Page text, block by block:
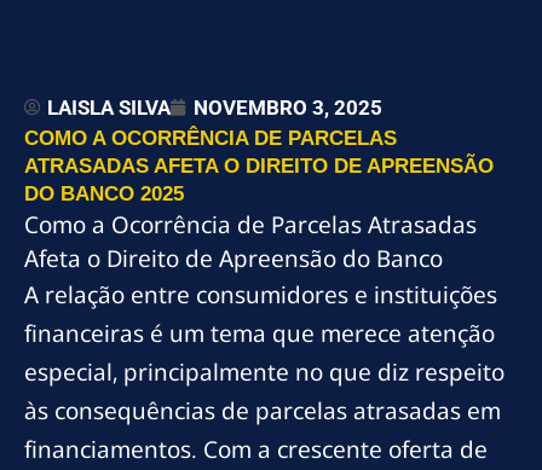
LAISLA SILVA NOVEMBRO 3, 2025
COMO A OCORRÊNCIA DE PARCELAS
ATRASADAS AFETA O DIREITO DE APREENSÃO
DO BANCO 2025
Como a Ocorrência de Parcelas Atrasadas
Afeta o Direito de Apreensão do Banco
A relação entre consumidores e instituições
financeiras é um tema que merece atenção
especial, principalmente no que diz respeito
às consequências de parcelas atrasadas em
financiamentos. Com a crescente oferta de